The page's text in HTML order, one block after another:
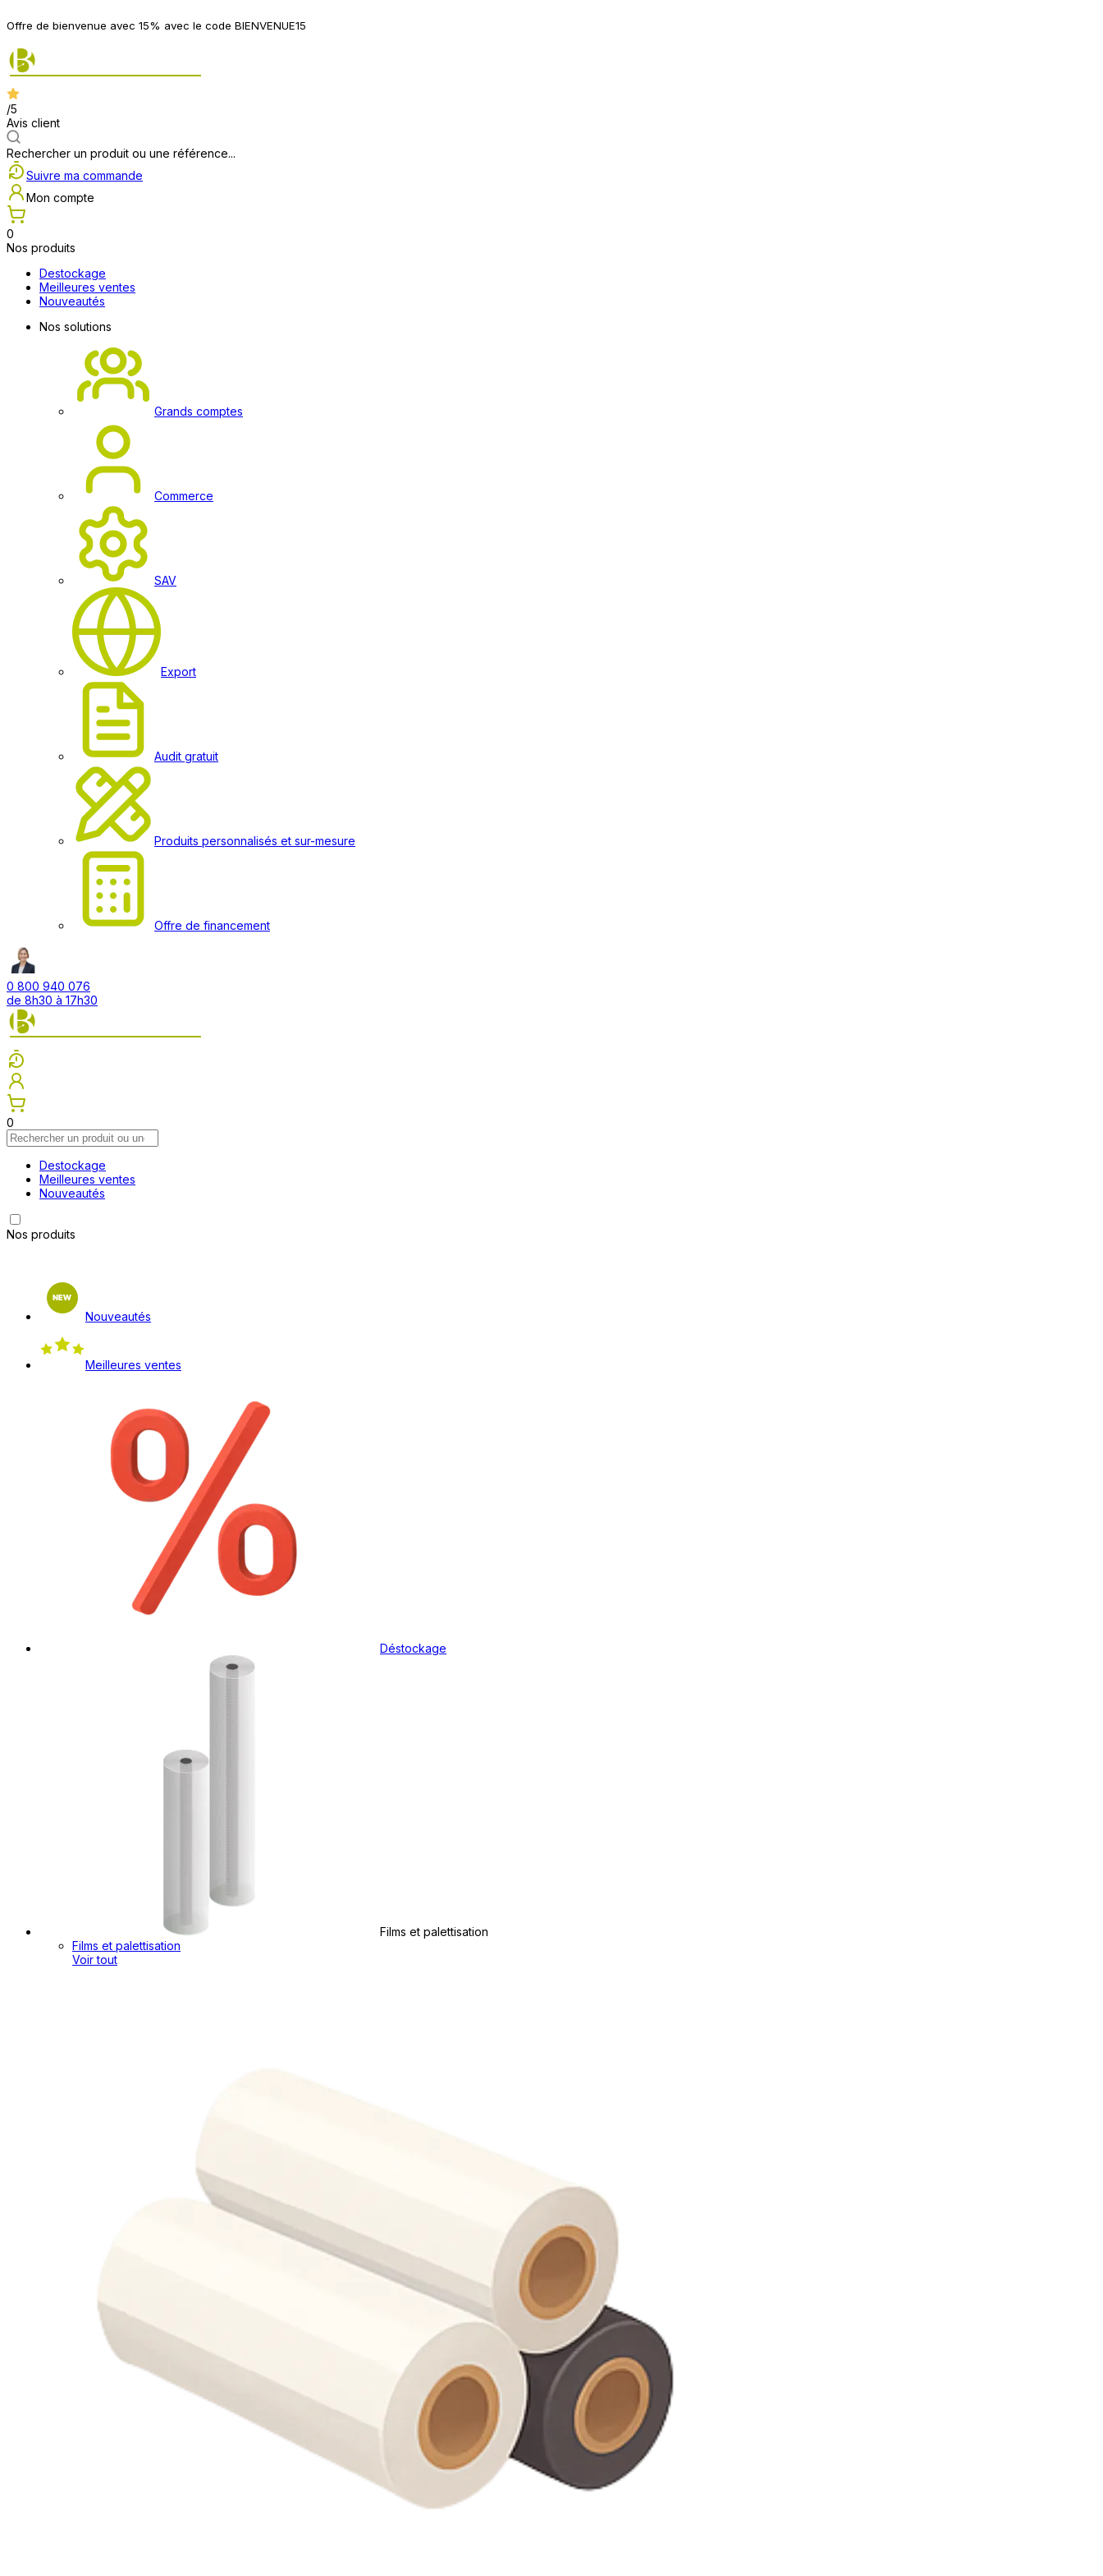
Offre de bienvenue avec 15% avec le code BIENVENUE15
/5
Avis client
Rechercher un produit ou une référence...
Suivre ma commande
Mon compte
0
Nos produits
Destockage
Meilleures ventes
Nouveautés
Nos solutions
Grands comptes
Commerce
SAV
Export
Audit gratuit
Produits personnalisés et sur-mesure
Offre de financement
0 800 940 076
de 8h30 à 17h30
0
Destockage
Meilleures ventes
Nouveautés
Nos produits
Nouveautés
Meilleures ventes
Déstockage
Films et palettisation
Films et palettisation
Voir tout